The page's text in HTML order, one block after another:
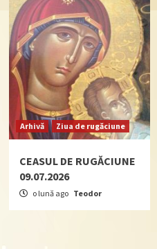
Arhivă Ziua de rugăciune
CEASUL DE RUGĂCIUNE
09.07.2026
o lună ago Teodor